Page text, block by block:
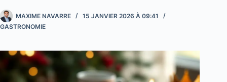
MAXIME NAVARRE
15 JANVIER 2026 À 09:41
GASTRONOMIE